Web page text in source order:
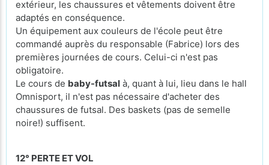
extérieur, les chaussures et vêtements doivent être
adaptés en conséquence.
Un équipement aux couleurs de l'école peut être
commandé auprès du responsable (Fabrice) lors des
premières journées de cours. Celui-ci n'est pas
obligatoire.
Le cours de baby-futsal à, quant à lui, lieu dans le hall
Omnisport, il n'est pas nécessaire d'acheter des
chaussures de futsal. Des baskets (pas de semelle
noire!) suffisent.
12° PERTE ET VOL